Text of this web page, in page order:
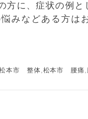
方に、症状の例
みなどある方は
本市 整体,松本市 腰痛 ,